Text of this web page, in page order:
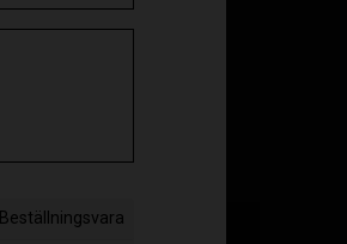
Beställningsvara